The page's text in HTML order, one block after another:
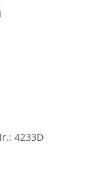
4233D